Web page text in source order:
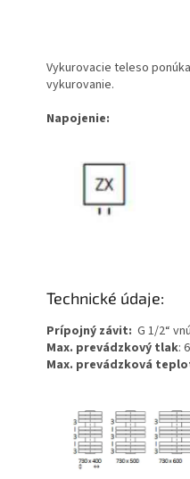
Vykurovacie teleso
vykurovanie.
Napojenie:
Technické údaje:
Prípojný závit: G 1/2“
Max. prevádzkový tlak:
Max. prevádzková